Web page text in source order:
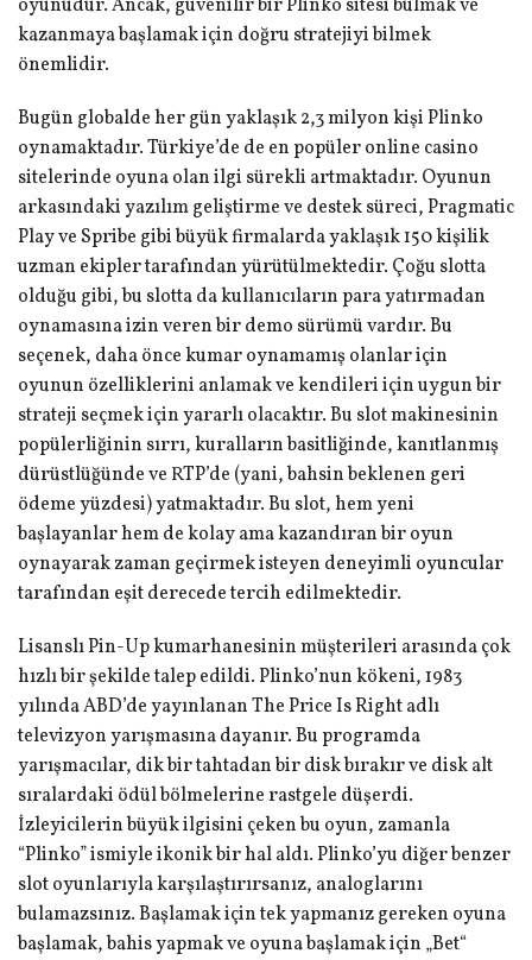
oyunudur. Ancak, güvenilir bir Plinko sitesi bulmak ve
kazanmaya başlamak için doğru stratejiyi bilmek
önemlidir.
Bugün globalde her gün yaklaşık 2,3 milyon kişi Plinko
oynamaktadır. Türkiye’de de en popüler online casino
sitelerinde oyuna olan ilgi sürekli artmaktadır. Oyunun
arkasındaki yazılım geliştirme ve destek süreci, Pragmatic
Play ve Spribe gibi büyük firmalarda yaklaşık 150 kişilik
uzman ekipler tarafından yürütülmektedir. Çoğu slotta
olduğu gibi, bu slotta da kullanıcıların para yatırmadan
oynamasına izin veren bir demo sürümü vardır. Bu
seçenek, daha önce kumar oynamamış olanlar için
oyunun özelliklerini anlamak ve kendileri için uygun bir
strateji seçmek için yararlı olacaktır. Bu slot makinesinin
popülerliğinin sırrı, kuralların basitliğinde, kanıtlanmış
dürüstlüğünde ve RTP’de (yani, bahsin beklenen geri
ödeme yüzdesi) yatmaktadır. Bu slot, hem yeni
başlayanlar hem de kolay ama kazandıran bir oyun
oynayarak zaman geçirmek isteyen deneyimli oyuncular
tarafından eşit derecede tercih edilmektedir.
Lisanslı Pin-Up kumarhanesinin müşterileri arasında çok
hızlı bir şekilde talep edildi. Plinko’nun kökeni, 1983
yılında ABD’de yayınlanan The Price Is Right adlı
televizyon yarışmasına dayanır. Bu programda
yarışmacılar, dik bir tahtadan bir disk bırakır ve disk alt
sıralardaki ödül bölmelerine rastgele düşerdi.
İzleyicilerin büyük ilgisini çeken bu oyun, zamanla
“Plinko” ismiyle ikonik bir hal aldı. Plinko’yu diğer benzer
slot oyunlarıyla karşılaştırırsanız, analoglarını
bulamazsınız. Başlamak için tek yapmanız gereken oyuna
başlamak, bahis yapmak ve oyuna başlamak için „Bet“